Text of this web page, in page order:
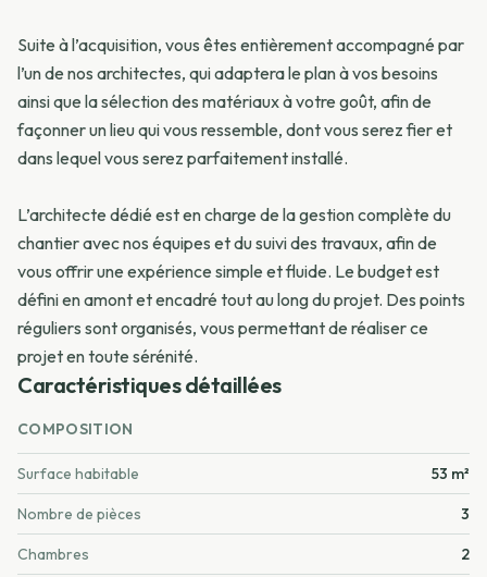
Suite à l’acquisition, vous êtes entièrement accompagné par
l’un de nos architectes, qui adaptera le plan à vos besoins
ainsi que la sélection des matériaux à votre goût, afin de
façonner un lieu qui vous ressemble, dont vous serez fier et
dans lequel vous serez parfaitement installé.
L’architecte dédié est en charge de la gestion complète du
chantier avec nos équipes et du suivi des travaux, afin de
vous offrir une expérience simple et fluide. Le budget est
défini en amont et encadré tout au long du projet. Des points
réguliers sont organisés, vous permettant de réaliser ce
projet en toute sérénité.
Caractéristiques détaillées
COMPOSITION
Surface habitable 53 m²
Nombre de pièces 3
Chambres 2